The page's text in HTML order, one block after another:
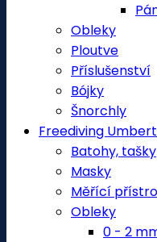
Obleky
Ploutve
Příslušenství
Bójky
Šnorchly
Freediving
Batohy, tašky
Masky
Měřící
Obleky
0 - 2